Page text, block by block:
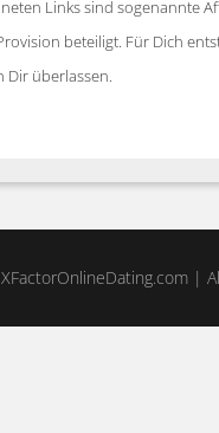
Links sind sogenannte
beteiligt. Für Dich
Dir überlassen.
|